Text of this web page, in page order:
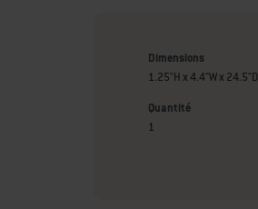
Dimensions
1.25"H x 4.4"W x 24.5"D
Quantité
1